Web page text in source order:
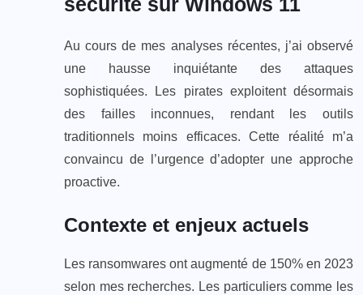
Au cours de mes analyses récentes, j’ai observé
une hausse inquiétante des attaques
sophistiquées. Les pirates exploitent désormais
des failles inconnues, rendant les outils
traditionnels moins efficaces. Cette réalité m’a
convaincu de l’urgence d’adopter une approche
proactive.
Contexte et enjeux actuels
Les ransomwares ont augmenté de 150% en 2023
selon mes recherches. Les particuliers comme les